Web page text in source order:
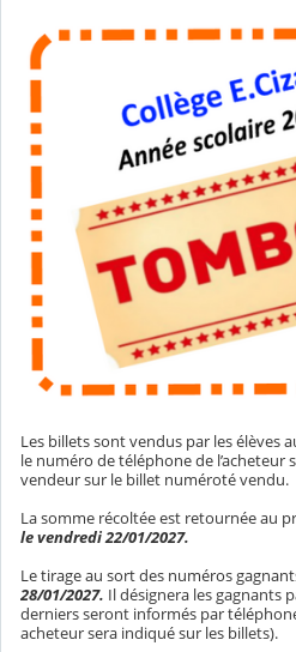
Les billets sont vendus par les élèves
le numéro de téléphone de l’acheteur
vendeur sur le billet numéroté vendu.
La somme récoltée est retournée au
le vendredi 22/01/2027.
Le tirage au sort des numéros
28/01/2027. Il désignera les gagnants
derniers seront informés par
acheteur sera indiqué sur les billets).